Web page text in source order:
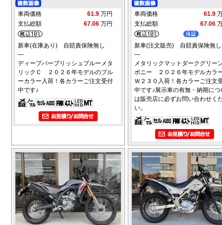
車両価格 61.9 万円
支払総額
67.06 万円
新車(在庫あり) 自賠責保険無し
―
ディープパープリッシュブルーメタ
リックＣ ２０２６年モデルのブル
ーカラー入荷！各カラーご注文受付
中です♪
車両価格 61.9
支払総額
67.06
新車(注文販売) 自賠責保険無し
―
メタリックマットダークグリー
ボニー ２０２６年モデルカラ
Ｗ２３０入荷！各カラーご注文
中です♪展示車の有無・納期につ
は販売店に必ずお問い合わせく
い。